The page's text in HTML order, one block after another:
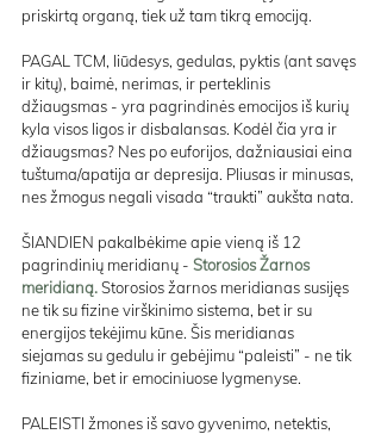
priskirtą organą, tiek už tam tikrą emociją.
PAGAL TCM, liūdesys, gedulas, pyktis (ant savęs
ir kitų), baimė, nerimas, ir perteklinis
džiaugsmas - yra pagrindinės emocijos iš kurių
kyla visos ligos ir disbalansas. Kodėl čia yra ir
džiaugsmas? Nes po euforijos, dažniausiai eina
tuštuma/apatija ar depresija. Pliusas ir minusas,
nes žmogus negali visada “traukti” aukšta nata.
ŠIANDIEN pakalbėkime apie vieną iš 12
pagrindinių meridianų - Storosios Žarnos
meridianą. Storosios žarnos meridianas susijęs
ne tik su fizine virškinimo sistema, bet ir su
energijos tekėjimu kūne. Šis meridianas
siejamas su gedulu ir gebėjimu “paleisti” - ne tik
fiziniame, bet ir emociniuose lygmenyse.
PALEISTI žmones iš savo gyvenimo, netektis,